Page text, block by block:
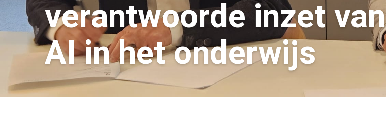
verantwoorde inzet van
AI in het onderwijs